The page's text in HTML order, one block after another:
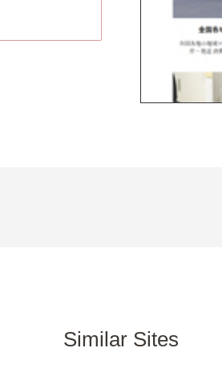
Similar Sites